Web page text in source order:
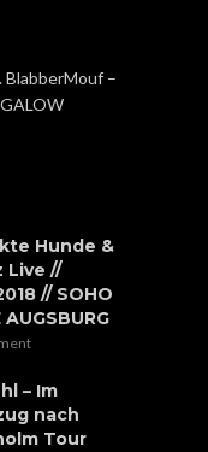
BlabberMouf –
Hunde &
Live //
// SOHO
AUGSBURG
– Im
nach
Tour